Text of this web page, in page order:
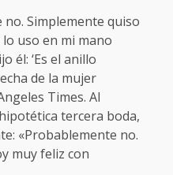
no. Simplemente quiso
uso en mi mano
él: ‘Es el anillo
de la mujer
Times. Al
tercera boda,
«Probablemente no.
muy feliz con